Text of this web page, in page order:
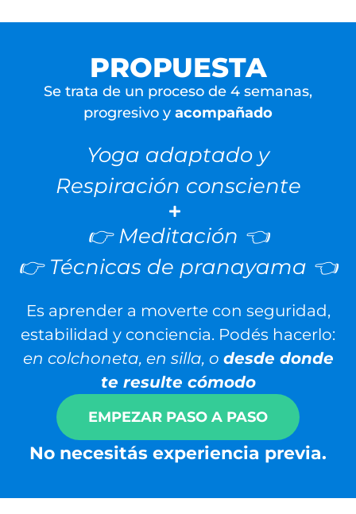
PROPUESTA
Se trata de un proceso de 4 semanas,
progresivo y acompañado
Yoga adaptado y
Respiración consciente
👉 Meditación 👈
👉 Técnicas de pranayama 👈
Es aprender a moverte con seguridad,
estabilidad y conciencia. Podés hacerlo:
en colchoneta, en silla, o desde donde
te resulte cómodo
EMPEZAR PASO A PASO
No necesitás experiencia previa.